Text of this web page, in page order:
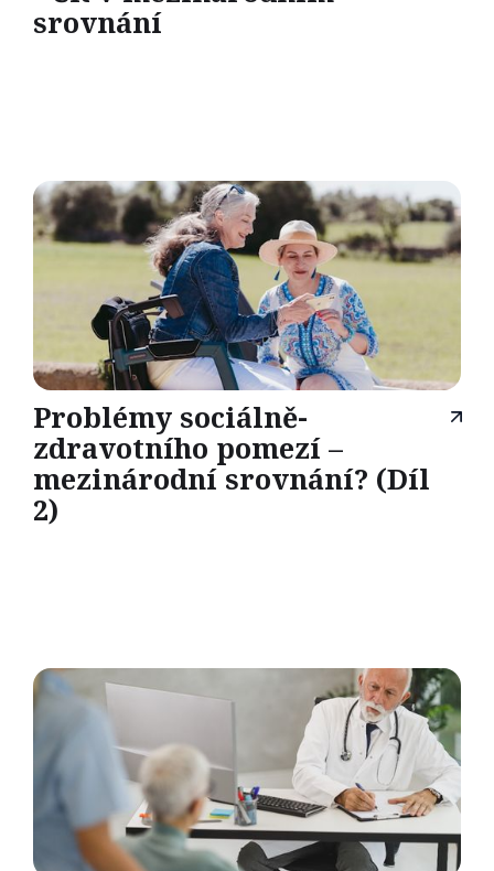
srovnání
Problémy sociálně-
zdravotního pomezí –
mezinárodní srovnání? (Díl
2)